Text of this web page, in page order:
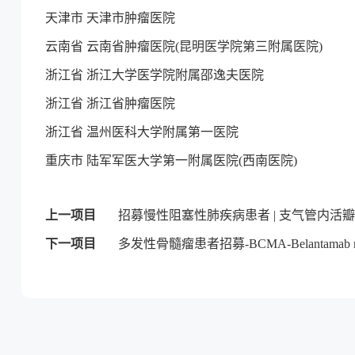
天津市 天津市肿瘤医院
云南省 云南省肿瘤医院(昆明医学院第三附属医院)
浙江省 浙江大学医学院附属邵逸夫医院
浙江省 浙江省肿瘤医院
浙江省 温州医科大学附属第一医院
重庆市 陆军军医大学第一附属医院(西南医院)
上一项目 招募慢性阻塞性肺疾病患者 | 支气管内活瓣
下一项目 多发性骨髓瘤患者招募-BCMA-Belantamab